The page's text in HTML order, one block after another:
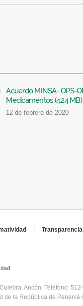
Acuerdo MINSA- OPS-
Medicamentos (4.24 MB)
12 de febrero de 2020
Transparencia
Ancón. Teléfono:
de la República de Panamá